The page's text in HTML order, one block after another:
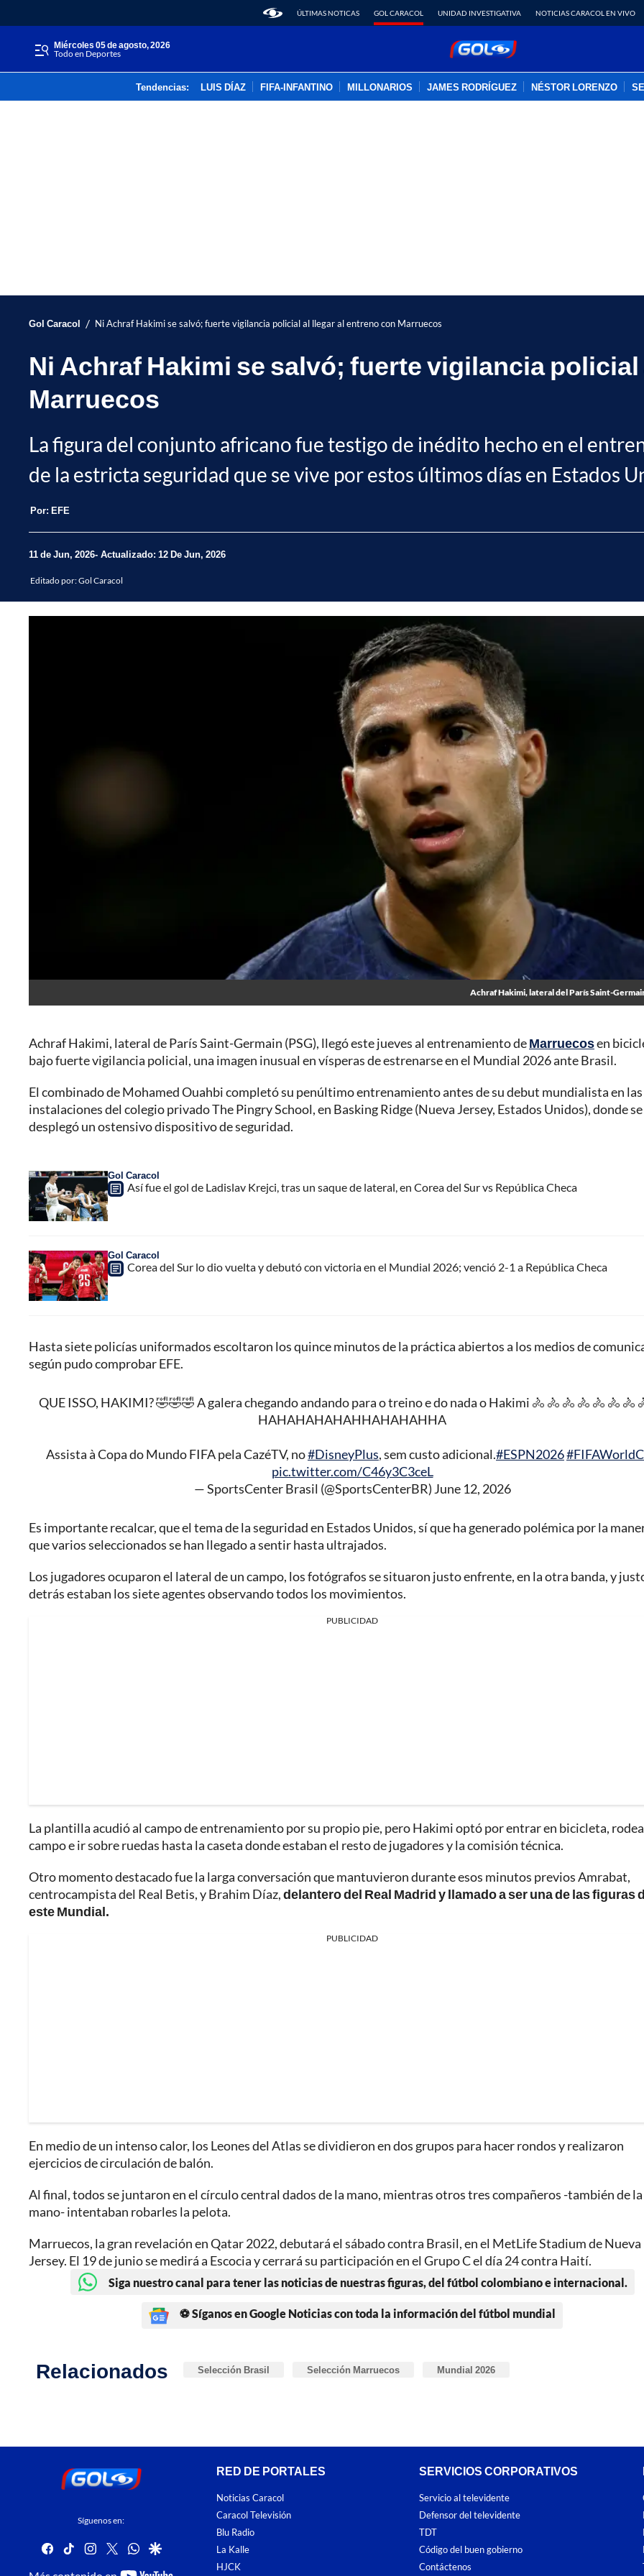
ÚLTIMAS NOTICAS GOL CARACOL UNIDAD INVESTIGATIVA NOTICIAS CARACOL EN VIVO
miércoles 05 de agosto, 2026
Todo en Deportes
Tendencias: LUIS DÍAZ FIFA-INFANTINO MILLONARIOS JAMES RODRÍGUEZ NÉSTOR LORENZO
Gol Caracol / Ni Achraf Hakimi se salvó; fuerte vigilancia policial al llegar al entreno con Marruecos
Ni Achraf Hakimi se salvó; fuerte vigilancia
Marruecos
La figura del conjunto africano fue testigo de inédito hecho en el
de la estricta seguridad que se vive por estos últimos días en Estados
Por: EFE
11 de Jun, 2026 Actualizado: 12 De Jun, 2026
Editado por:Gol Caracol
Achraf Hakimi, lateral del París Saint-
Achraf Hakimi, lateral de París Saint-Germain (PSG), llegó este jueves al entrenamiento deMarruecosen
bajo fuerte vigilancia policial, una imagen inusual en vísperas de estrenarse en el Mundial 2026 ante Brasil.
El combinado de Mohamed Ouahbi completó su penúltimo entrenamiento antes de su debut mundialista en las
instalaciones del colegio privado The Pingry School, en Basking Ridge (Nueva Jersey, Estados Unidos), donde se
desplegó un ostensivo dispositivo de seguridad.
Gol Caracol
Así fue el gol de Ladislav Krejci, tras un saque de lateral, en Corea del Sur vs República Checa
Gol Caracol
Corea del Sur lo dio vuelta y debutó con victoria en el Mundial 2026; venció 2-1 a República Checa
Hasta siete policías uniformados escoltaron los quince minutos de la práctica abiertos a los medios de
según pudo comprobar EFE.
QUE ISSO, HAKIMI? 🤣🤣🤣 A galera chegando andando para o treino e do nada o Hakimi 🚴 🚴 🚴 🚴 🚴 🚴 🚴
HAHAHAHAHAHHAHAHAHHA
Assista à Copa do Mundo FIFA pela CazéTV, no#DisneyPlus, sem custo adicional.#ESPN2026
pic.twitter.com/C46y3C3ceL
— SportsCenter Brasil (@SportsCenterBR) June 12, 2026
Es importante recalcar, que el tema de la seguridad en Estados Unidos, sí que ha generado polémica por la
que varios seleccionados se han llegado a sentir hasta ultrajados.
Los jugadores ocuparon el lateral de un campo, los fotógrafos se situaron justo enfrente, en la otra banda, y
detrás estaban los siete agentes observando todos los movimientos.
PUBLICIDAD
La plantilla acudió al campo de entrenamiento por su propio pie, pero Hakimi optó por entrar en bicicleta,
campo e ir sobre ruedas hasta la caseta donde estaban el resto de jugadores y la comisión técnica.
Otro momento destacado fue la larga conversación que mantuvieron durante esos minutos previos Amrabat,
centrocampista del Real Betis, y Brahim Díaz,delantero del Real Madrid y llamado a ser una de las figuras
este Mundial.
PUBLICIDAD
En medio de un intenso calor, los Leones del Atlas se dividieron en dos grupos para hacer rondos y realizaron
ejercicios de circulación de balón.
Al final, todos se juntaron en el círculo central dados de la mano, mientras otros tres compañeros -también de la
mano- intentaban robarles la pelota.
Marruecos, la gran revelación en Qatar 2022, debutará el sábado contra Brasil, en el MetLife Stadium de Nueva
Jersey. El 19 de junio se medirá a Escocia y cerrará su participación en el Grupo C el día 24 contra Haití.
Siga nuestro canal para tener las noticias de nuestras figuras, del fútbol colombiano e internacional.
⚽ Síganos en Google Noticias con toda la información del fútbol mundial
Relacionados Selección Brasil Selección Marruecos Mundial 2026
Síguenos en:
facebook
tiktokinstagram
twitterwhatsapp
google
RED DE PORTALES
Noticias Caracol
Caracol Televisión
Blu Radio
La Kalle
HJCK
SERVICIOS CORPORATIVOS
Servicio al televidente
Defensor del televidente
TDT
Código del buen gobierno
Contáctenos